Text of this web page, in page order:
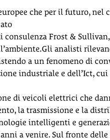
che per il futuro,
consulenza Frost &
analisti
a un fenomeno di
industriale e dell’Ict,
di veicoli elettrici che
la trasmissione e la
intelligenti e
a venire. Sul fronte